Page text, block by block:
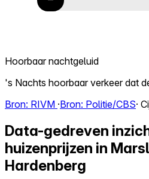
Hoorbaar nachtgeluid
's Nachts hoorbaar verkeer dat
Bron: RIVM ·Bron: Politie/CBS·
Data-gedreven
huizenprijzen in
Hardenberg